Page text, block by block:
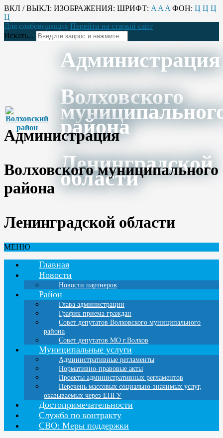
ВКЛ / ВЫКЛ: ИЗОБРАЖЕНИЯ: ШРИФТ: A A A ФОН: Ц Ц Ц
Ц
Для слабовидящих Перейти на старый сайт
Искать...
Администрация
Волховского
района
Ленинградской
области
Администрация
Волховского муниципального
района
Ленинградской области
МЕНЮ
Главная
Новости
Новости партнеров
Район
Глава администрации
График приема граждан
Совет депутатов Волховского муниципального
района
Совет депутатов МО г.Волхов
Муниципальные услуги
Административные регламенты
Нормативно-правовые акты
Проекты административных регламентов
Перечень массовых социально-значимых услуг,
оказываемых через ЕПГУ
Достопримечательности
Служба по контракту
СВО: Меры поддержки